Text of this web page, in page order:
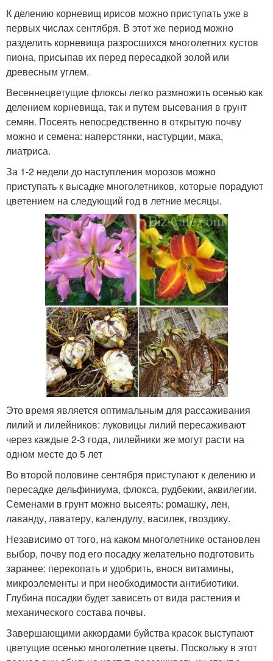
К делению корневищ ирисов можно приступать уже в
первых числах сентября. В этот же период можно
разделить корневища разросшихся многолетних кустов
пиона, присыпав их перед пересадкой золой или
древесным углем.
Весеннецветущие флоксы легко размножить осенью как
делением корневища, так и путем высевания в грунт
семян. Посеять непосредственно в открытую почву
можно и семена: наперстянки, настурции, мака,
лиатриса.
За 1-2 недели до наступления морозов можно
приступать к высадке многолетников, которые порадуют
цветением на следующий год в летние месяцы.
Это время является оптимальным для рассаживания
лилий и лилейников: луковицы лилий пересаживают
через каждые 2-3 года, лилейники же могут расти на
одном месте до 5 лет
Во второй половине сентября приступают к делению и
пересадке дельфиниума, флокса, рудбекии, аквилегии.
Семенами в грунт можно высеять: ромашку, лен,
лаванду, лаватеру, календулу, василек, гвоздику.
Независимо от того, на каком многолетнике остановлен
выбор, почву под его посадку желательно подготовить
заранее: перекопать и удобрить, внося витамины,
микроэлементы и при необходимости антибиотики.
Глубина посадки будет зависеть от вида растения и
механического состава почвы.
Завершающими аккордами буйства красок выступают
цветущие осенью многолетние цветы. Поскольку в этот